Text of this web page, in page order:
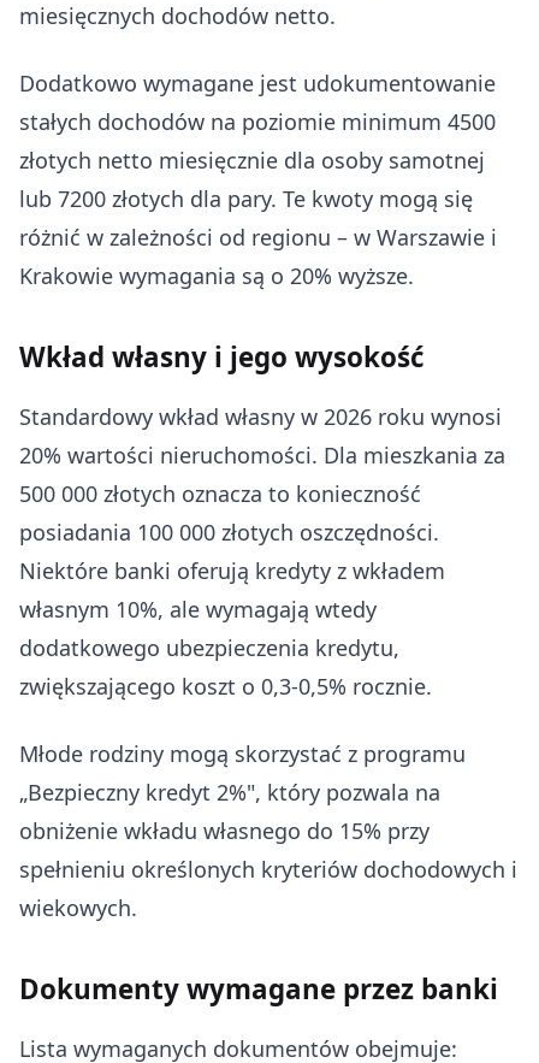
miesięcznych dochodów netto.
Dodatkowo wymagane jest udokumentowanie
stałych dochodów na poziomie minimum 4500
złotych netto miesięcznie dla osoby samotnej
lub 7200 złotych dla pary. Te kwoty mogą się
różnić w zależności od regionu – w Warszawie i
Krakowie wymagania są o 20% wyższe.
Wkład własny i jego wysokość
Standardowy wkład własny w 2026 roku wynosi
20% wartości nieruchomości. Dla mieszkania za
500 000 złotych oznacza to konieczność
posiadania 100 000 złotych oszczędności.
Niektóre banki oferują kredyty z wkładem
własnym 10%, ale wymagają wtedy
dodatkowego ubezpieczenia kredytu,
zwiększającego koszt o 0,3-0,5% rocznie.
Młode rodziny mogą skorzystać z programu
„Bezpieczny kredyt 2%", który pozwala na
obniżenie wkładu własnego do 15% przy
spełnieniu określonych kryteriów dochodowych i
wiekowych.
Dokumenty wymagane przez banki
Lista wymaganych dokumentów obejmuje: